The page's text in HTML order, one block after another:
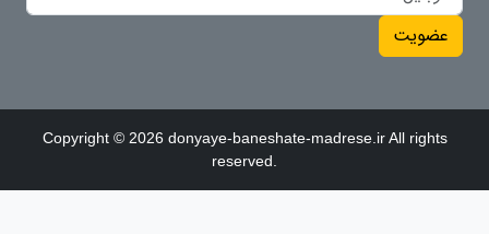
عضویت
Copyright © 2026 donyaye-baneshate-madrese.ir All rights
reserved.